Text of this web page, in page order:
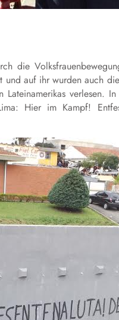
die
auf ihr wurden auch
Lateinamerikas verlesen. In
Hier im Kampf!